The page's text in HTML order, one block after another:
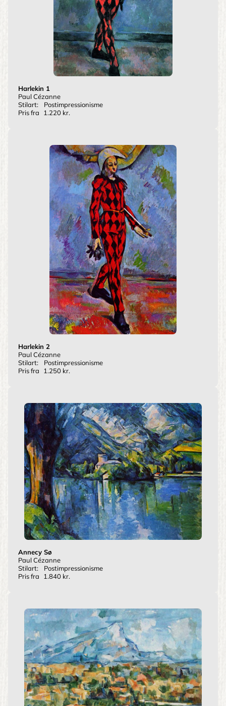
Harlekin 1
Paul Cézanne
Stilart:
Postimpressionisme
Pris fra
1.220 kr.
Harlekin 2
Paul Cézanne
Stilart:
Postimpressionisme
Pris fra
1.250 kr.
Annecy Sø
Paul Cézanne
Stilart:
Postimpressionisme
Pris fra
1.840 kr.